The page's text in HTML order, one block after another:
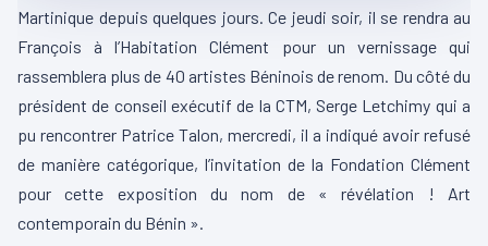
Martinique depuis quelques jours. Ce jeudi soir, il se rendra au
François à l’Habitation Clément pour un vernissage qui
rassemblera plus de 40 artistes Béninois de renom. Du côté du
président de conseil exécutif de la CTM, Serge Letchimy qui a
pu rencontrer Patrice Talon, mercredi, il a indiqué avoir refusé
de manière catégorique, l’invitation de la Fondation Clément
pour cette exposition du nom de « révélation ! Art
contemporain du Bénin ».